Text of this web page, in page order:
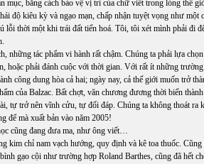
mục, bằng cách bảo vệ vị trí của chữ viết trong lòng thế
độ kiêu kỳ và ngạo mạn, chấp nhận tuyệt vọng như một
lỗi thời một khi trái đất tiến hoá. Tôi, tôi xét mình phải đi
những tác phẩm vi hành rất chậm. Chúng ta phải lựa
hoặc phải đánh cuộc với thời gian. Với rất ít những
công dung hòa cả hai; ngày nay, cả thế giới muốn trở
của Balzac. Bất chợt, văn chương đương thời biến
tự trở nên vĩnh cửu, tự đối đáp. Chúng ta không thoát ra
để mà xuất bản vào năm 2005!
cũng đang đưa ma, như ông viết…
kim chỉ nam vạch hướng, quy định và kê toa thuốc.
gạo cội như trường hợp Roland Barthes, cũng đã hết